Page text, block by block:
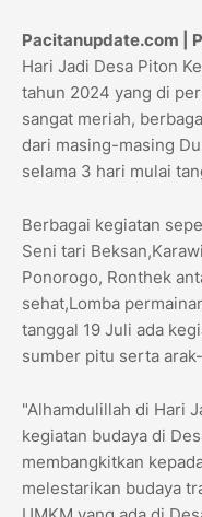
Pacitanupdate.com |
Hari Jadi Desa Piton
tahun 2024 yang di
sangat meriah,
dari masing-masing
selama 3 hari mulai
Berbagai kegiatan
Seni tari
Ponorogo, Ronthek
sehat,Lomba
tanggal 19 Juli ada
sumber pitu serta
"Alhamdulillah di Hari
kegiatan budaya di
membangkitkan
melestarikan budaya